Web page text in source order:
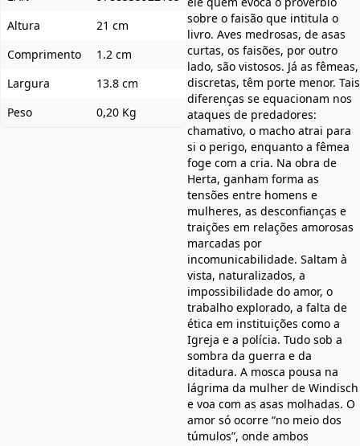
Altura
21 cm
Comprimento
1.2 cm
Largura
13.8 cm
Peso
0,20 Kg
sobre o faisão que intitula o
livro. Aves medrosas, de asas
curtas, os faisões, por outro
lado, são vistosos. Já as fêmeas,
discretas, têm porte menor. Tais
diferenças se equacionam nos
ataques de predadores:
chamativo, o macho atrai para
si o perigo, enquanto a fêmea
foge com a cria. Na obra de
Herta, ganham forma as
tensões entre homens e
mulheres, as desconfianças e
traições em relações amorosas
marcadas por
incomunicabilidade. Saltam à
vista, naturalizados, a
impossibilidade do amor, o
trabalho explorado, a falta de
ética em instituições como a
Igreja e a polícia. Tudo sob a
sombra da guerra e da
ditadura. A mosca pousa na
lágrima da mulher de Windisch
e voa com as asas molhadas. O
amor só ocorre “no meio dos
túmulos”, onde ambos